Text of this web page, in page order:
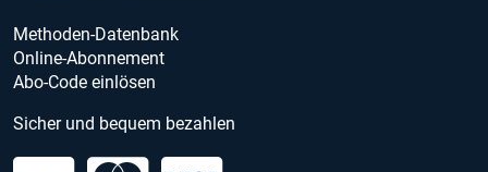
Methoden-Datenbank
Online-Abonnement
Abo-Code einlösen
Sicher und bequem bezahlen